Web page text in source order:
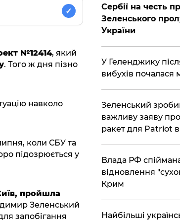
✓
№12414, який
. Того ж дня пізно
навколо
коли СБУ та
підозрюється у
пройшла
Зеленський
запобігання
Сербії на честь
Зеленського
України
У Геленджику
вибухів почалася
Зеленський
важливу заяву
ракет для Patriot в
Влада РФ
відновлення
Крим
Найбільші